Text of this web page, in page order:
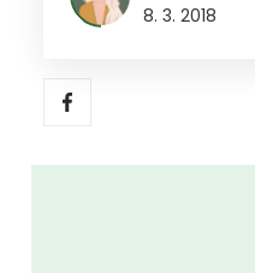
8. 3. 2018